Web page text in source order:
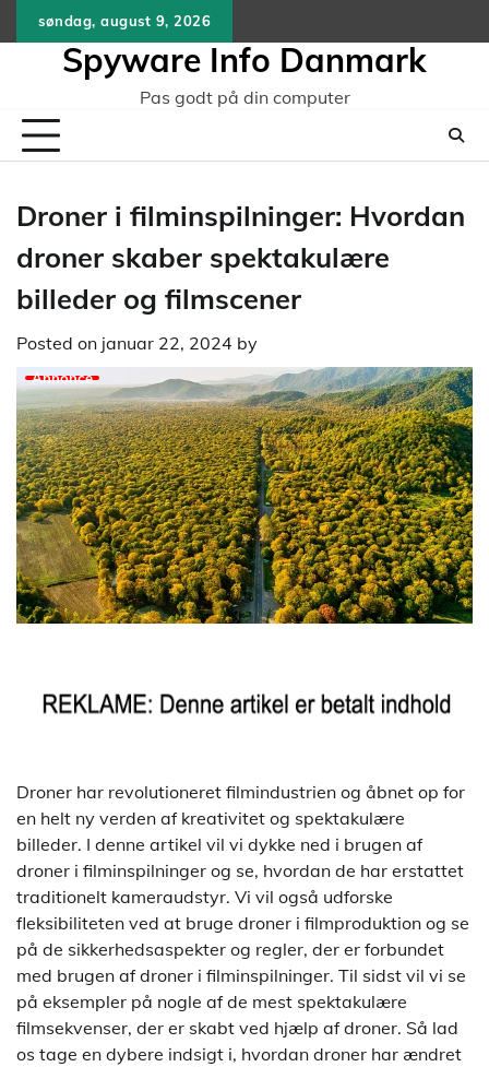
to
søndag, august 9, 2026
Spyware Info Danmark
Pas godt på din computer
Droner i filminspilninger: Hvordan
droner skaber spektakulære
billeder og filmscener
Posted on januar 22, 2024 by
Annonce
Droner har revolutioneret filmindustrien og åbnet op for
en helt ny verden af kreativitet og spektakulære
billeder. I denne artikel vil vi dykke ned i brugen af
droner i filminspilninger og se, hvordan de har erstattet
traditionelt kameraudstyr. Vi vil også udforske
fleksibiliteten ved at bruge droner i filmproduktion og se
på de sikkerhedsaspekter og regler, der er forbundet
med brugen af droner i filminspilninger. Til sidst vil vi se
på eksempler på nogle af de mest spektakulære
filmsekvenser, der er skabt ved hjælp af droner. Så lad
os tage en dybere indsigt i, hvordan droner har ændret